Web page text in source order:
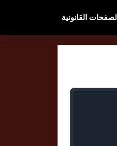
الصفحات القانونية